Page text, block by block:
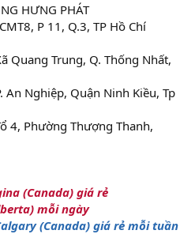
HƯNG PHÁT
P 11, Q.3, TP Hồ Chí
Quang Trung, Q. Thống Nhất,
An Nghiệp, Quận Ninh Kiều, Tp
4, Phường Thượng Thanh,
(Canada) giá rẻ
mỗi ngày
(Canada) giá rẻ mỗi tuần